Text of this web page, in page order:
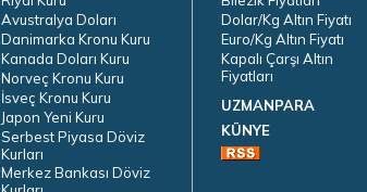
Avustralya Doları
Danimarka Kronu Kuru
Kanada Doları Kuru
Norveç Kronu Kuru
İsveç Kronu Kuru
Japon Yeni Kuru
Serbest Piyasa Döviz
Kurları
Merkez Bankası Döviz
Dolar/Kg Altın Fiyatı
Euro/Kg Altın Fiyatı
Kapalı Çarşı Altın
Fiyatları
UZMANPARA
KÜNYE